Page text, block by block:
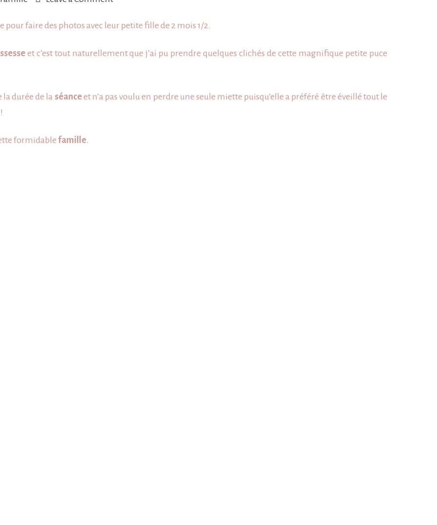
d’une
nouvelle
pour faire des photos avec leur petite fille de 2 mois 1/2.
et c’est tout naturellement que j’ai pu prendre quelques clichés de cette magnifique petite puce
durée de la séanceet n’a pas voulu en perdre une seule miette puisqu’elle a préféré être éveillé tout le
formidable famille.